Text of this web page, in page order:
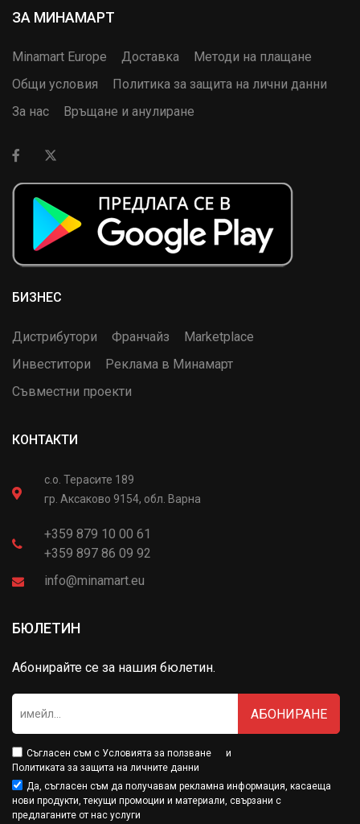
ЗА МИНАМАРТ
Minamart Europe Доставка
Методи на плащане
Общи условия
Политика за защита на лични данни
За нас
Връщане и анулиране
БИЗНЕС
Дистрибутори Франчайз
Marketplace
Инвеститори
Реклама в Минамарт
Съвместни проекти
КОНТАКТИ
с.о. Терасите 189
гр. Аксаково 9154, обл. Варна
+359 879 10 00 61
+359 897 86 09 92
info@minamart.eu
БЮЛЕТИН
Абонирайте се за нашия бюлетин.
АБОНИРАНЕ
Съгласен съм с Условията за ползване
и
Политиката за защита на личните данни
Да, съгласен съм да получавам рекламна информация, касаеща
нови продукти, текущи промоции и материали, свързани с
предлаганите от нас услуги